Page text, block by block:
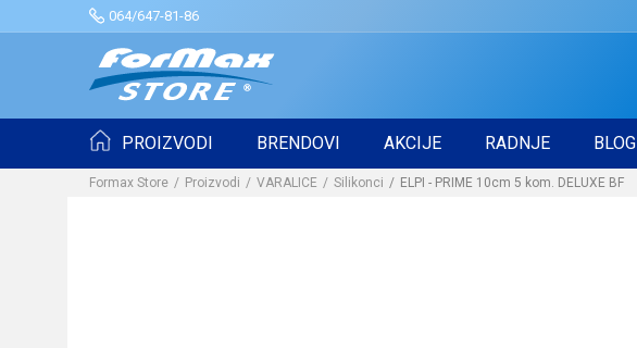
064/647-81-86
PROIZVODI BRENDOVI AKCIJE RADNJE BLOG
Formax Store Proizvodi VARALICE Silikonci ELPI - PRIME 10cm 5 kom. DELUXE BF